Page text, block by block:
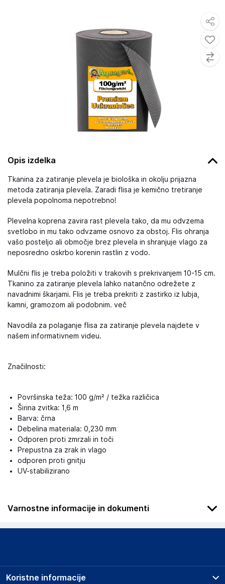
Opis izdelka
Tkanina za zatiranje plevela je biološka in okolju prijazna
metoda zatiranja plevela. Zaradi flisa je kemično tretiranje
plevela popolnoma nepotrebno!
Plevelna koprena zavira rast plevela tako, da mu odvzema
svetlobo in mu tako odvzame osnovo za obstoj. Flis ohranja
vašo posteljo ali območje brez plevela in shranjuje vlago za
neposredno oskrbo korenin rastlin z vodo.
Mulčni flis je treba položiti v trakovih s prekrivanjem 10-15 cm.
Tkanino za zatiranje plevela lahko natančno odrežete z
navadnimi škarjami. Flis je treba prekriti z zastirko iz lubja,
kamni, gramozom ali podobnim. več
Navodila za polaganje flisa za zatiranje plevela najdete v
našem informativnem videu.
Značilnosti:
Površinska teža: 100 g/m² / težka različica
Širina zvitka: 1,6 m
Barva: črna
Debelina materiala: 0,230 mm
Odporen proti zmrzali in toči
Prepustna za zrak in vlago
odporen proti gnitju
UV-stabilizirano
Varnostne informacije in dokumenti
Podatki o proizvajalcu
Aquagart Trading GmbH
Koristne informacije